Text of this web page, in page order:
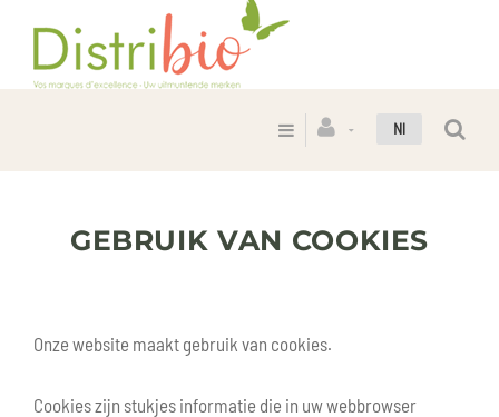
Nl
GEBRUIK VAN COOKIES
Onze website maakt gebruik van cookies.
Cookies zijn stukjes informatie die in uw webbrowser